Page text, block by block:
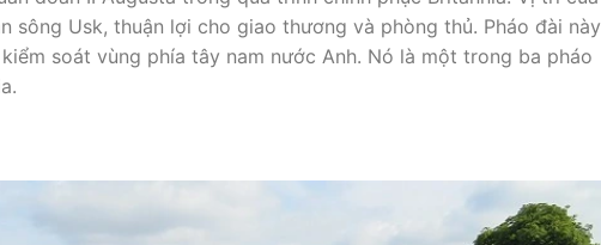
sông Usk, thuận lợi cho giao thương và phòng thủ. Pháo đài này
soát vùng phía tây nam nước Anh. Nó là một trong ba pháo